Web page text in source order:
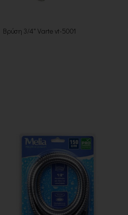
Βρύση 3/4" Varte vt-5001